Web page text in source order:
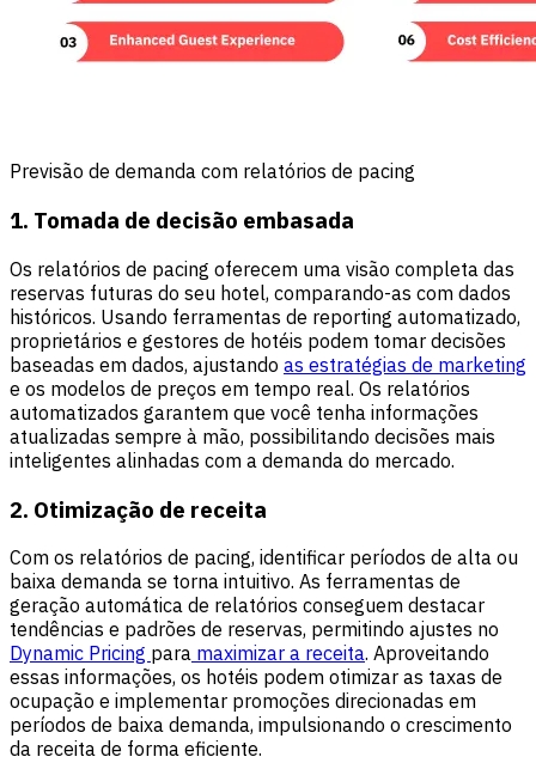
Previsão de demanda com relatórios de pacing
1. Tomada de decisão embasada
Os relatórios de pacing oferecem uma visão completa das
reservas futuras do seu hotel, comparando-as com dados
históricos. Usando ferramentas de reporting automatizado,
proprietários e gestores de hotéis podem tomar decisões
baseadas em dados, ajustando as estratégias de marketing
e os modelos de preços em tempo real. Os relatórios
automatizados garantem que você tenha informações
atualizadas sempre à mão, possibilitando decisões mais
inteligentes alinhadas com a demanda do mercado.
2. Otimização de receita
Com os relatórios de pacing, identificar períodos de alta ou
baixa demanda se torna intuitivo. As ferramentas de
geração automática de relatórios conseguem destacar
tendências e padrões de reservas, permitindo ajustes no
Dynamic Pricing para maximizar a receita. Aproveitando
essas informações, os hotéis podem otimizar as taxas de
ocupação e implementar promoções direcionadas em
períodos de baixa demanda, impulsionando o crescimento
da receita de forma eficiente.